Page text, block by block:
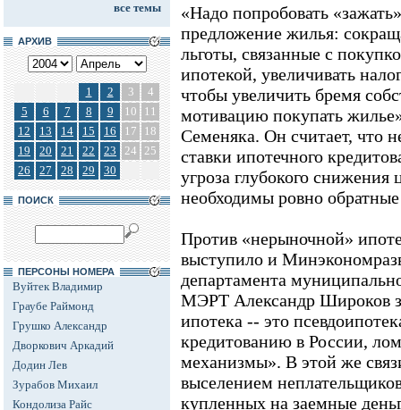
все темы
АРХИВ
1 2 3
4
5
6 7 8 9 10
11
12
13 14 15 16 17
18
19
20 21 22 23 24 25
26
27 28 29 30
ПОИСК
ПЕРСОНЫ НОМЕРА
Вуйтек Владимир
Граубе Раймонд
Грушко Александр
Дворкович Аркадий
Додин Лев
Зурабов Михаил
Кондолиза Райс
«Надо попробовать
предложение жилья:
льготы, связанные с
ипотекой, увеличивать
чтобы увеличить бремя
мотивацию покупать
Семеняка. Он считает, что
ставки ипотечного
угроза глубокого снижения
необходимы ровно
Против «нерыночной»
выступило и
департамента
МЭРТ Александр Широков
ипотека -- это
кредитованию в России,
механизмы». В этой же
выселением
купленных на заемные